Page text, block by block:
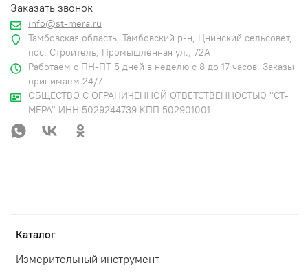
Каталог
Измерительный инструмент
Заказать звонок
info@st-mera.ru
Тамбовская область, Тамбовский р-н, Цнинский сельсовет,
пос. Строитель, Промышленная ул., 72А
Работаем с ПН-ПТ 5 дней в неделю с 8 до 17 часов. Заказы
принимаем 24/7
ОБЩЕСТВО С ОГРАНИЧЕННОЙ ОТВЕТСТВЕННОСТЬЮ "СТ-
МЕРА" ИНН 5029244739 КПП 502901001